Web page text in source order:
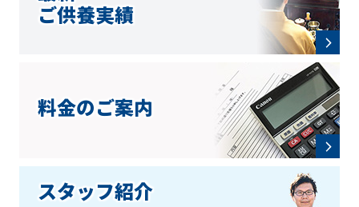
ご供養実績
料金のご案内
スタッフ紹介